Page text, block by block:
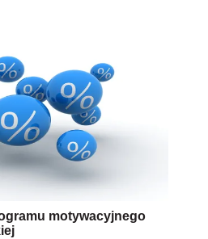
motywacyjnego